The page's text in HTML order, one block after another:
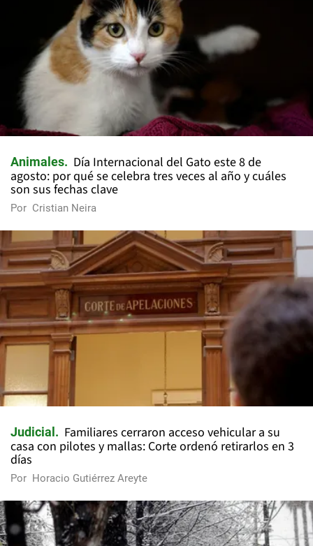
Animales
Día Internacional del Gato este 8 de
agosto: por qué se celebra tres veces al año y cuáles
son sus fechas clave
Por Cristian Neira
Judicial
Familiares cerraron acceso vehicular a su
casa con pilotes y mallas: Corte ordenó retirarlos en 3
días
Por Horacio Gutiérrez Areyte